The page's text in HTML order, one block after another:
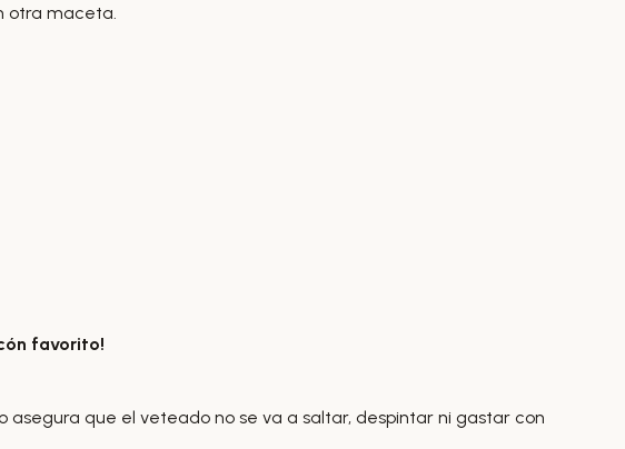
otra maceta.
favorito!
que el veteado no se va a saltar, despintar ni gastar con